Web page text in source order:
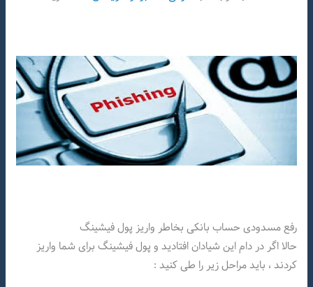
رفع مسدودی حساب بانکی بخاطر واریز پول فیشینگ
حالا اگر در دام این شیادان افتادید و پول فیشینگ برای شما واریز
کردند ، باید مراحل زیر را طی کنید :